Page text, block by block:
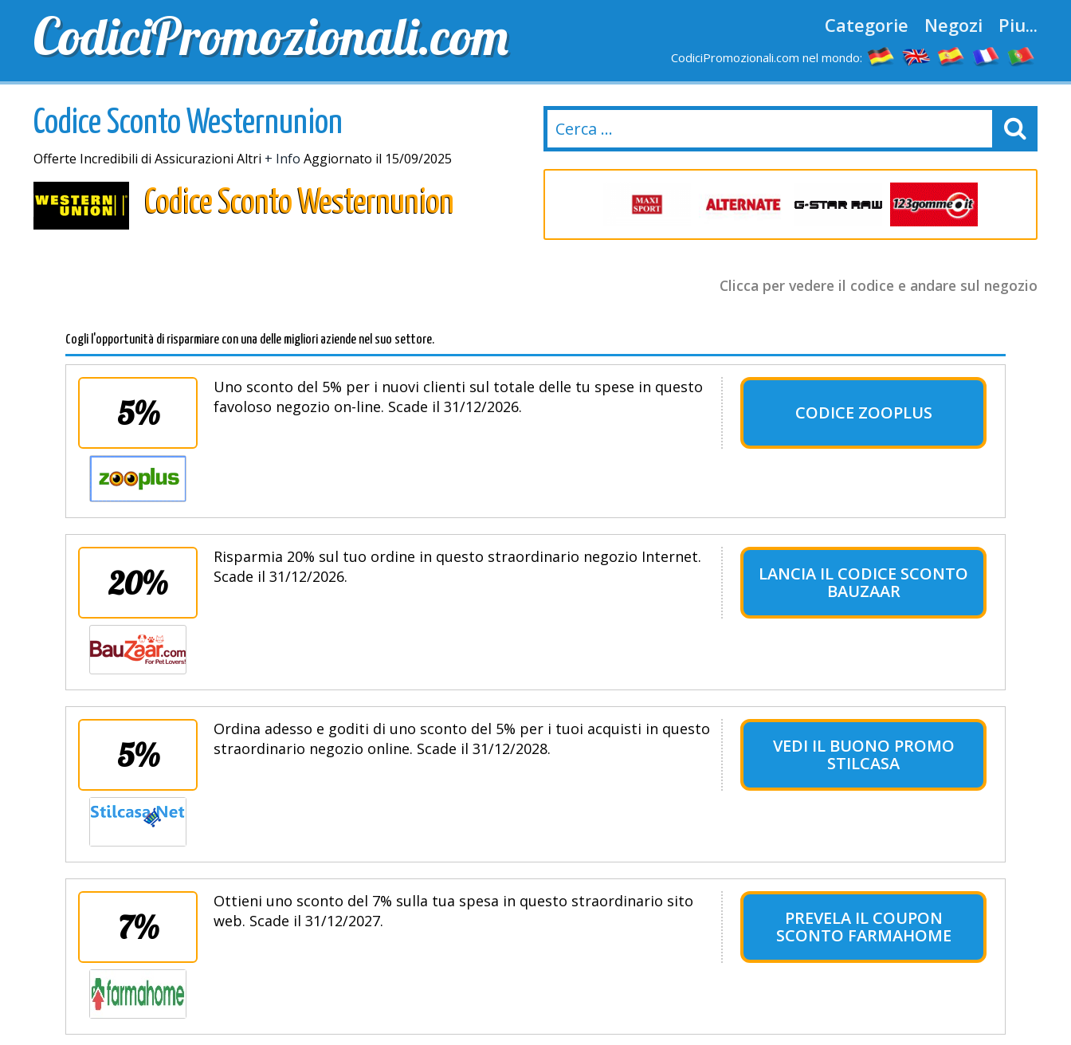
CodiciPromozionali.com Categorie Negozi Piu...
CodiciPromozionali.com nel mondo:
TOP SCONTI NUOVI NEGOZI
Codice Sconto Westernunion
Offerte Incredibili di Assicurazioni Altri + Info Aggiornato il 15/09/2025
Codice Sconto Westernunion
Clicca per vedere il codice e andare sul negozio
Cogli l'opportunità di risparmiare con una delle migliori aziende nel suo settore.
5%
Uno sconto del 5% per i nuovi clienti sul totale delle tu spese in questo
favoloso negozio on-line. Scade il 31/12/2026.
CODICE ZOOPLUS
20%
Risparmia 20% sul tuo ordine in questo straordinario negozio Internet.
Scade il 31/12/2026.
LANCIA IL CODICE SCONTO
BAUZAAR
5%
Ordina adesso e goditi di uno sconto del 5% per i tuoi acquisti in questo
straordinario negozio online. Scade il 31/12/2028.
VEDI IL BUONO PROMO
STILCASA
7%
Ottieni uno sconto del 7% sulla tua spesa in questo straordinario sito
web. Scade il 31/12/2027.
PREVELA IL COUPON
SCONTO FARMAHOME